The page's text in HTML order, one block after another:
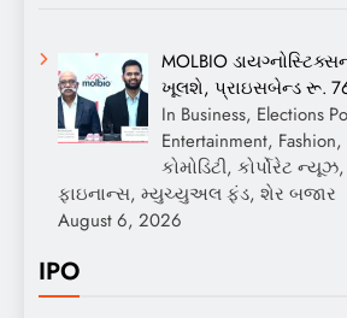
MOLBIO
ખૂલશે, પ્રાઇસબેન્ડ રૂ.
In Business, Elections
Entertainment,
કોમોડિટી, કોર્પોરેટ
ફાઇનાન્સ, મ્યુચ્યુઅલ ફંડ, શેર બજાર
August 6, 2026
IPO